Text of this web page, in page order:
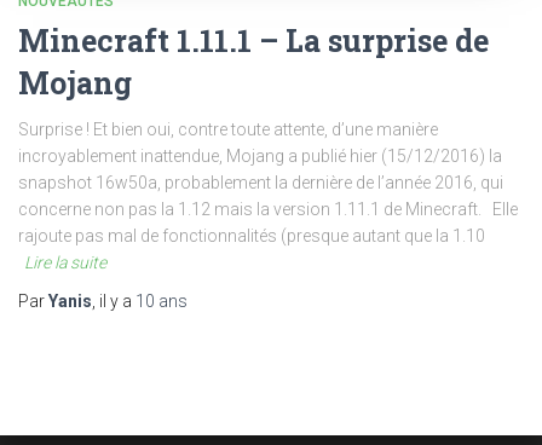
Minecraft 1.11.1 – La surprise de
Mojang
Surprise ! Et bien oui, contre toute attente, d’une manière
incroyablement inattendue, Mojang a publié hier (15/12/2016) la
snapshot 16w50a, probablement la dernière de l’année 2016, qui
concerne non pas la 1.12 mais la version 1.11.1 de Minecraft. Elle
rajoute pas mal de fonctionnalités (presque autant que la 1.10
Lire la suite
ParYanis , il y a 10 ans